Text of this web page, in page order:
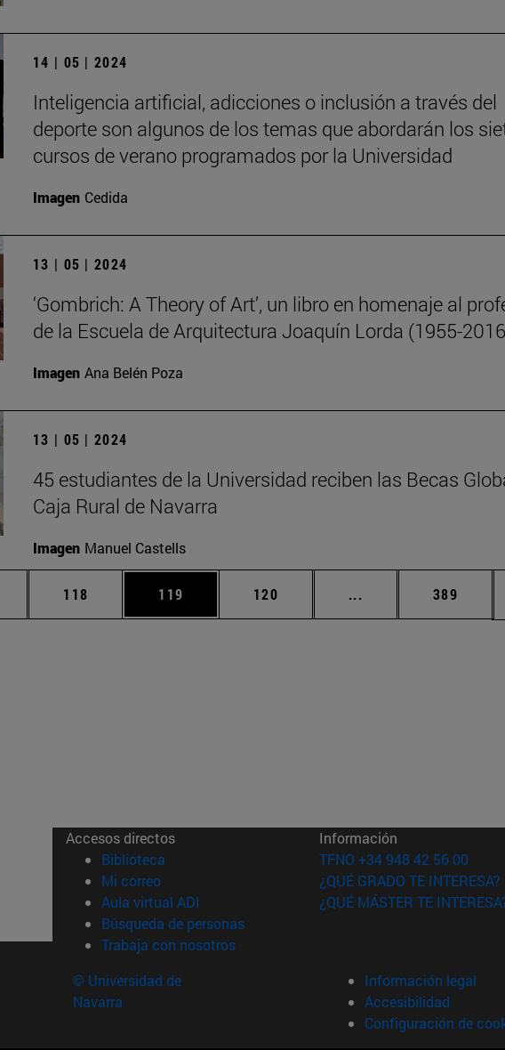
14 | 05 | 2024
Inteligencia artificial, adicciones o inclusión a través del
deporte son algunos de los temas que abordarán los
cursos de verano programados por la Universidad
Imagen Cedida
13 | 05 | 2024
‘Gombrich: A Theory of Art’, un libro en homenaje al
de la Escuela de Arquitectura Joaquín Lorda (1955-
Imagen Ana Belén Poza
13 | 05 | 2024
45 estudiantes de la Universidad reciben las Becas
Caja Rural de Navarra
Imagen Manuel Castells
Páginas intermedias Use TAB para desplazarse.
Página
118 Página
119 Página
120 ... Páginas Página
389
Accesos directos
Biblioteca (abre en nueva ventana)
Mi correo(abre en nueva ventana)
Aula virtual ADI (abre en nueva ventana)
Búsqueda de personas(abre en nueva ventana)
Trabaja con nosotros(abre en nueva ventana)
Información
TFNO +34 948 42 56 00
¿QUÉ GRADO TE INTERESA?
¿QUÉ MÁSTER TE
© Universidad de
Navarra
Información legal
Accesibilidad
Configuración de